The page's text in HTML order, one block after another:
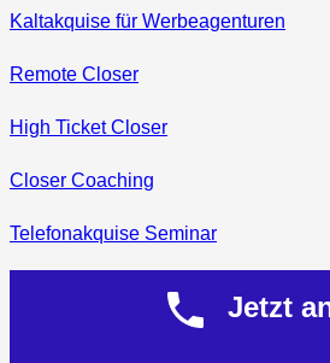
Kaltakquise für Werbeagenturen
Remote Closer
High Ticket Closer
Closer Coaching
Telefonakquise Seminar
Jetzt